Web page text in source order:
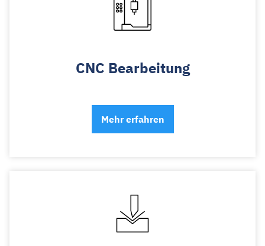
CNC Bearbeitung
Mehr erfahren